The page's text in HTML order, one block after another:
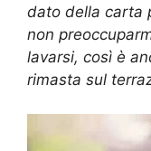
dato della carta
non
lavarsi, così è
rimasta sul